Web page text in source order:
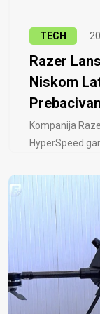
TECH
Razer
Niskom
Kompanija
HyperSpeed